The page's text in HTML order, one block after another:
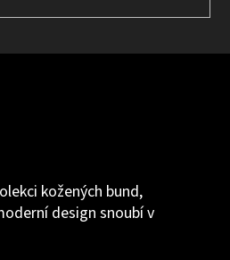
kožených bund,
design snoubí v